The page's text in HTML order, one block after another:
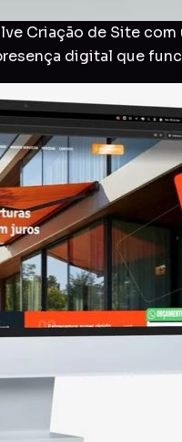
Criação de Site
digital que